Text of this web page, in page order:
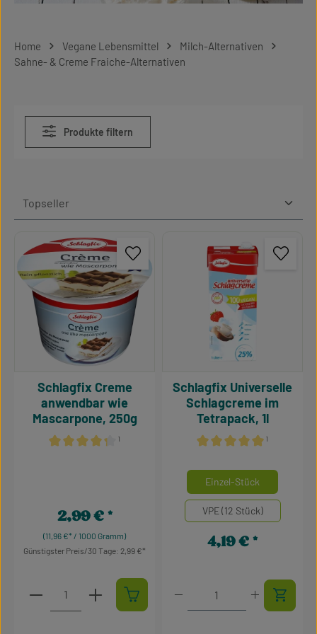
Home Vegane Lebensmittel
Milch-Alternativen
Sahne- & Creme Fraiche-Alternativen
Produkte filtern
¹
Schlagfix Creme
anwendbar wie
Mascarpone, 250g
(11,96 €* / 1000 Gramm)
Regulärer Preis:
2,99 €
Günstigster Preis/30 Tage: 2,99 €
Produkt Anzahl: Gib den gewünschten Wert ein
¹
Schlagfix Universelle
Schlagcreme im
Tetrapack, 1l
Mengeneinheiten auswählen
Einzel-Stück
VPE (12 Stück)
Regulärer Preis:
4,19 €
Produkt Anzahl: Gib